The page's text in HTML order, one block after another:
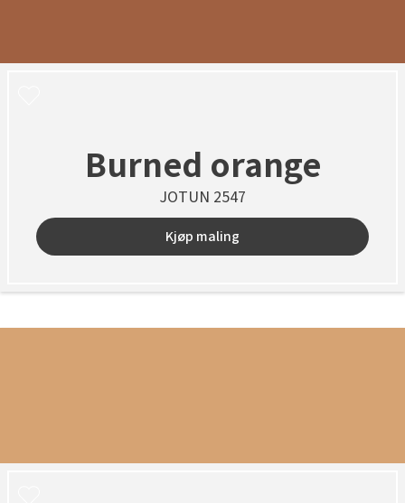
Burned orange
JOTUN 2547
Kjøp maling